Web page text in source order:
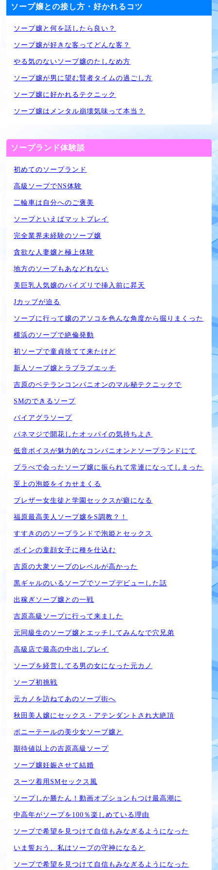
ソープ嬢との接し方・好かれるコツ
ソープ嬢と何を話したら良い？
ソープ嬢が好きな客ってどんな客？
やる気のないソープ嬢のたしなめ方
ソープ嬢が男に望む賢者タイムの過ごし方
ソープ嬢に好かれるテクニック
ソープ嬢はメンタル崩壊気味って本当？
ソープランド体験談
初めてのソープランド
高級ソープでNS体験
二輪車は自分へのご褒美
ソープといえばマットプレイ
完全業界未経験のソープ嬢
貪欲な人妻嬢と極上体験
地方のソープもあなどれない
美巨乳人気嬢のパイズリで挿入前に昇天
Jカップが迫る
ソープに行って嬢のアソコを色んな角度から掘りまくった
横浜のソープで絶倫発動
初ソープで童貞捨てて来たけど
新人ソープ嬢とラブラブエッチ
吉原のベテランコンパニオンのマル秘テクニックで
SMのできるソープ
バイアグラソープ
パネマジで開花したオッパイの気持ちよさ
低音ボイスが魅力的なコンパニオンとソープランドにて
プラべで会ったソープ嬢に振られて常連になってしまった
至上の泡姫をイカせまくる
ブレザー女生徒と学園セックスが癖になる
福原最高美人ソープ嬢をS調教？！
すすきののソープランドで泡姫とセックス
ボインの童顔女子に種を仕込む
吉原の大衆ソープのレベルが高かった
黒ギャルのいるソープでソープデビューした話
出稼ぎソープ嬢との一戦
吉原高級ソープに行って来ました
元同級生のソープ嬢とエッチしてみんなで穴兄弟
高級店で最高の中出しプレイ
ソープを経営してる男の女になった元カノ
ソープ初挑戦
元カノを訪ねてあのソープ街へ
秋田美人嬢にセックス・アテンダントされ大絶頂
ポニーテールの美少女ソープ嬢と
期待値以上の吉原高級ソープ
ソープ嬢妊娠させて結婚
スーツ着用SMセックス風
ソープしか勝たん！動画オプションもつけ最高潮に
中高年がソープを100％楽しめている理由
ソープで希望を見つけて自信もみなぎるようになった
いま誓おう、私はソープの守神になると
ソープで希望を見つけて自信もみなぎるようになった